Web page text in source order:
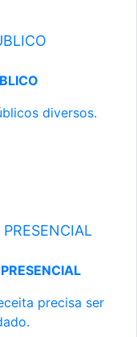
diversos.
precisa ser